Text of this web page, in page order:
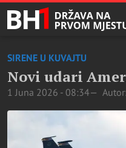
SIRENE U KUVAJTU
Novi udari
1 Juna 2026 - 08:34